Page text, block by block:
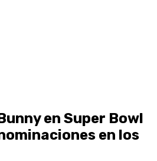
en Super Bowl
en los